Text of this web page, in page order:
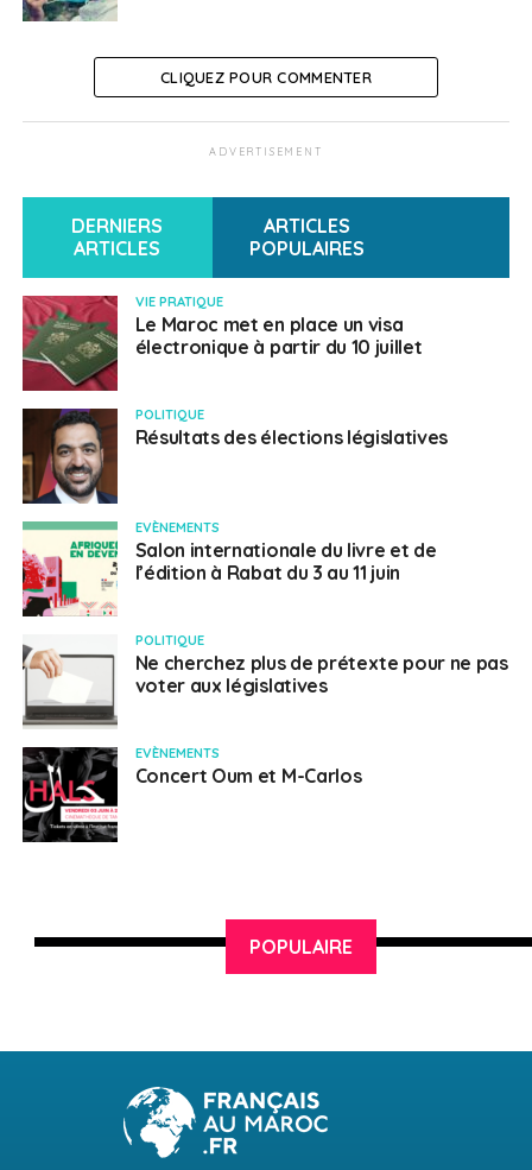
Nombre de votants : 520
Nombre de bulletins blancs : 16
Total des suffrages exprimés : 286
Nom
AUBERT Jacky.
CITOYENS UNIS ET SOLIDAIRES »
BEN KERROUM DEVIDET Myriam.
Liste « LaRem au service de tous
les français de la circonscription
Fès-Meknès-Oujda »
(Majorité)
CAZELLE Vincent.
Liste « Alliance Solidaire des
Français de Fes, Meknes, Oujda »
75 1
LABADI Issam.
Liste « Liste d’Union et de
3ème circonscription
Nombre de bulletins blancs : 5
Nombre de bulletins nuls : 0
CLIQUEZ POUR COMMENTER
ADVERTISEMENT
DERNIERS
ARTICLES
ARTICLES
POPULAIRES
VIE PRATIQUE
Le Maroc met en place un visa
électronique à partir du 10 juillet
POLITIQUE
Résultats des élections législatives
EVÈNEMENTS
Salon internationale du livre et de
l’édition à Rabat du 3 au 11 juin
POLITIQUE
Ne cherchez plus de prétexte pour ne pas
voter aux législatives
EVÈNEMENTS
Concert Oum et M-Carlos
POPULAIRE